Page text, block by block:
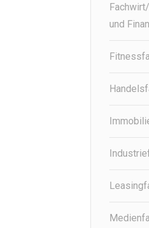
und